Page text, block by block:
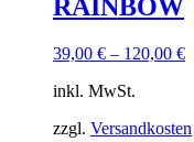
RAINBOW
39,00 € – 120,00 €
inkl. MwSt.
zzgl. Versandkosten